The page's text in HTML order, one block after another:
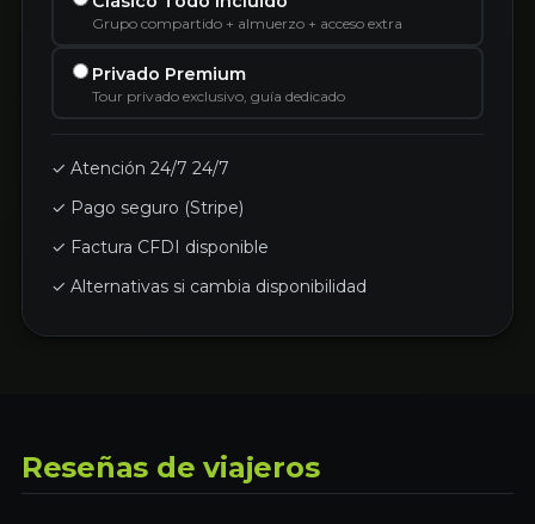
Grupo compartido + almuerzo + acceso extra
Privado Premium
Tour privado exclusivo, guía dedicado
✓ Atención 24/7 24/7
✓ Pago seguro (Stripe)
✓ Factura CFDI disponible
✓ Alternativas si cambia disponibilidad
Reseñas de viajeros